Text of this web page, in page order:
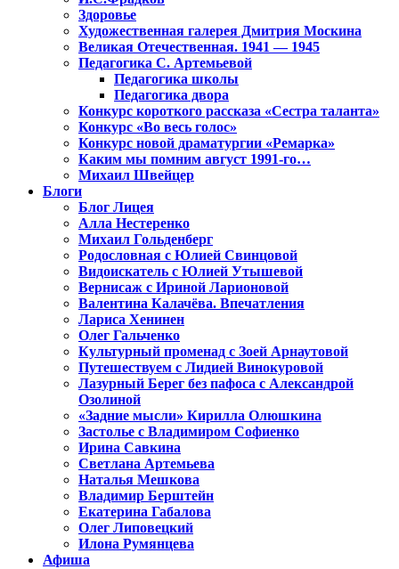
Здоровье
Художественная галерея Дмитрия Москина
Великая Отечественная. 1941 — 1945
Педагогика С. Артемьевой
Педагогика школы
Педагогика двора
Конкурс короткого рассказа «Сестра таланта»
Конкурс «Во весь голос»
Конкурс новой драматургии «Ремарка»
Каким мы помним август 1991-го…
Михаил Швейцер
Блоги
Блог Лицея
Алла Нестеренко
Михаил Гольденберг
Родословная с Юлией Свинцовой
Видоискатель с Юлией Утышевой
Вернисаж с Ириной Ларионовой
Валентина Калачёва. Впечатления
Лариса Хенинен
Олег Гальченко
Культурный променад с Зоей Арнаутовой
Путешествуем с Лидией Винокуровой
Лазурный Берег без пафоса с Александрой
Озолиной
«Задние мысли» Кирилла Олюшкина
Застолье с Владимиром Софиенко
Ирина Савкина
Светлана Артемьева
Наталья Мешкова
Владимир Берштейн
Екатерина Габалова
Олег Липовецкий
Илона Румянцева
Афиша